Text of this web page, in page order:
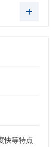
快等特点